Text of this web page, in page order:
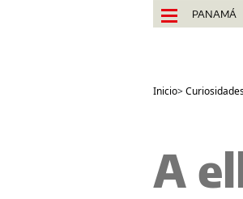
PANAMÁ
Inicio>
A